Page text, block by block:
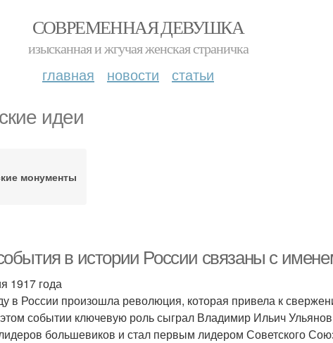
СОВРЕМЕННАЯ ДЕВУШКА
изысканная и жгучая женская страничка
главная новости статьи
идеи
монументы
в истории России связаны с
1917 года
в России произошла революция, которая привела к
событии ключевую роль сыграл Владимир Ильич
большевиков и стал первым лидером Советского